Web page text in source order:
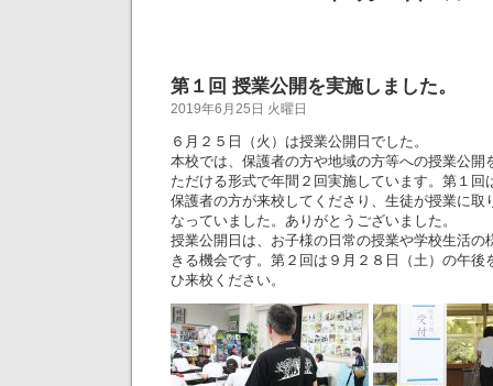
第１回 授業公開を実施しました。
2019年6月25日 火曜日
６月２５日（火）は授業公開日でした。
本校では、保護者の方や地域の方等への授業公開
ただける形式で年間２回実施しています。第１回
保護者の方が来校してくださり、生徒が授業に取
なっていました。ありがとうございました。
授業公開日は、お子様の日常の授業や学校生活の
きる機会です。第２回は９月２８日（土）の午後
ひ来校ください。